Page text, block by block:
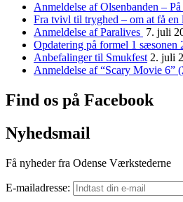
Anmeldelse af Olsenbanden –
Fra tvivl til tryghed – om at få en
Anmeldelse af Paralives 7. juli
Opdatering på formel 1 sæsonen
Anbefalinger til Smukfest 2. juli
Anmeldelse af “Scary Movie 6”
Find os på Facebook
Nyhedsmail
Få nyheder fra Odense Værkstederne
E-mailadresse: